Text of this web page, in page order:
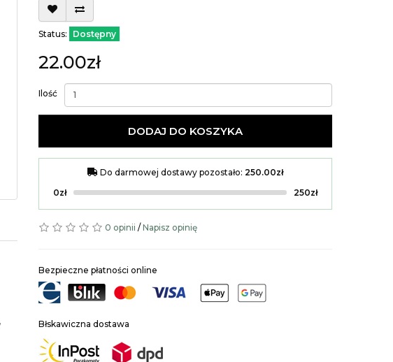
Status: Dostępny
22.00zł
Ilość
DODAJ DO KOSZYKA
Do darmowej dostawy pozostało: 250.00zł
0zł
250zł
0 opinii /Napisz opinię
Bezpieczne płatności online
Błskawiczna dostawa